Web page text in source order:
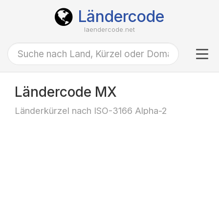
Ländercode
laendercode.net
Ländercode MX
Länderkürzel nach ISO-3166 Alpha-2